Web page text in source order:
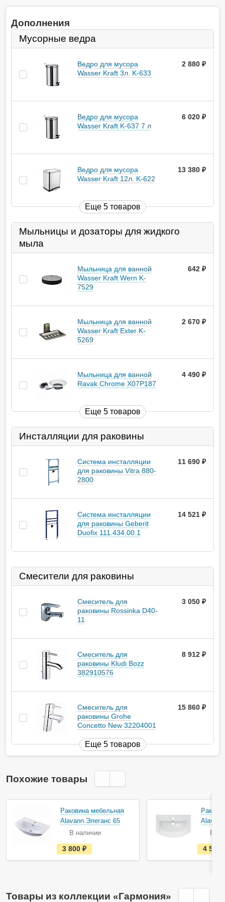
Дополнения
Мусорные ведра
Ведро для мусора
Wasser Kraft 3л. K-633
2 880
Ведро для мусора
Wasser Kraft K-637 7 л
6 020
Ведро для мусора
Wasser Kraft 12л. K-622
13 380
Еще 5 товаров
Мыльницы и дозаторы для жидкого
мыла
Мыльница для ванной
Wasser Kraft Wern K-
7529
642
Мыльница для ванной
Wasser Kraft Exter K-
5269
2 670
Мыльница для ванной
Ravak Chrome X07P187
4 490
Еще 5 товаров
Инсталляции для раковины
Система инсталляции
для раковины Vitra 880-
2800
11 690
Система инсталляции
для раковины Geberit
Duofix 111.434.00.1
14 521
Смесители для раковины
Смеситель для
раковины Rossinka D40-
11
3 050
Смеситель для
раковины Kludi Bozz
382910576
8 912
Смеситель для
раковины Grohe
Concetto New 32204001
15 860
Еще 5 товаров
Похожие товары
Раковина мебельная
Alavann Элеганс 65
В наличии
е
с
т
л
3 800
В
4 500
Товары из коллекции «Гармония»